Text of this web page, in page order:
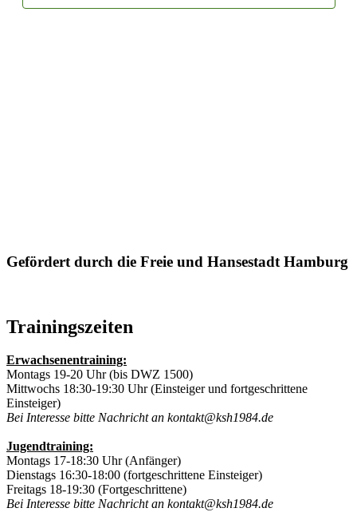
Gefördert durch die Freie und Hansestadt Hamburg
Trainingszeiten
Erwachsenentraining:
Montags 19-20 Uhr (bis DWZ 1500)
Mittwochs 18:30-19:30 Uhr (Einsteiger und fortgeschrittene
Einsteiger)
Bei Interesse bitte Nachricht an kontakt@ksh1984.de
Jugendtraining:
Montags 17-18:30 Uhr (Anfänger)
Dienstags 16:30-18:00 (fortgeschrittene Einsteiger)
Freitags 18-19:30 (Fortgeschrittene)
Bei Interesse bitte Nachricht an kontakt@ksh1984.de